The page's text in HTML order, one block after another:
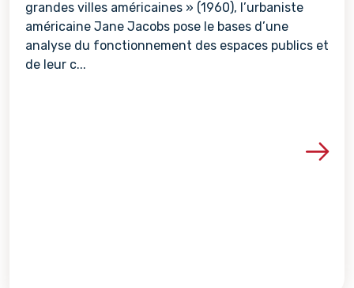
grandes villes américaines » (1960), l’urbaniste
américaine Jane Jacobs pose le bases d’une
analyse du fonctionnement des espaces publics et
de leur c...
Voir les détails de la